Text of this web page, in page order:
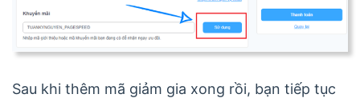
Sau khi thêm mã giảm gia xong rồi, bạn tiếp tục